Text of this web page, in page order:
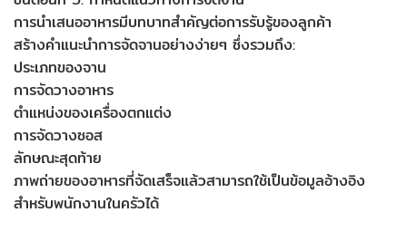
การนำเสนออาหารมีบทบาทสำคัญต่อการรับรู้ของลูกค้า
สร้างคำแนะนำการจัดจานอย่างง่ายๆ ซึ่งรวมถึง:
ประเภทของจาน
การจัดวางอาหาร
ตำแหน่งของเครื่องตกแต่ง
การจัดวางซอส
ลักษณะสุดท้าย
ภาพถ่ายของอาหารที่จัดเสร็จแล้วสามารถใช้เป็นข้อมูลอ้างอิง
สำหรับพนักงานในครัวได้